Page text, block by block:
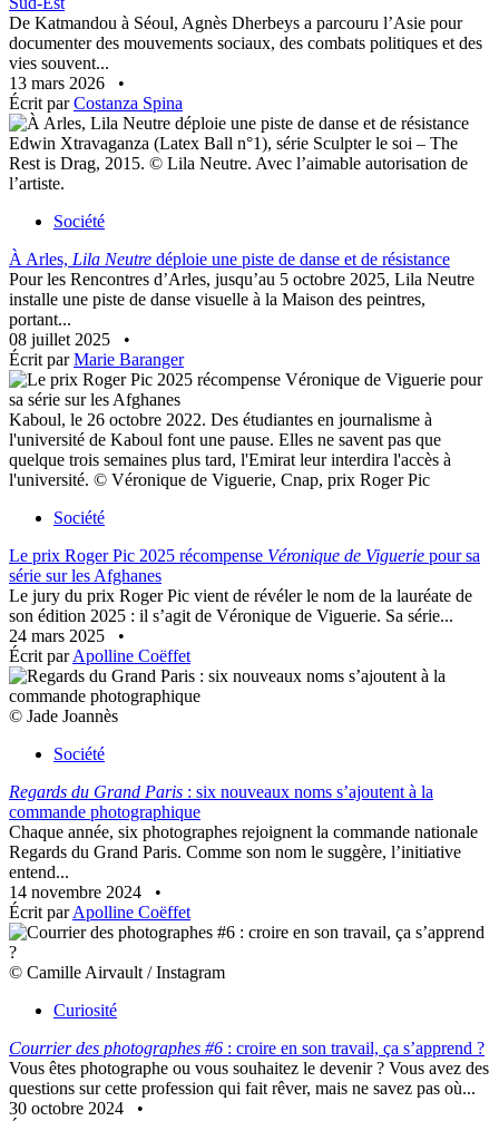
De Katmandou à Séoul, Agnès Dherbeys a parcouru l’Asie pour
documenter des mouvements sociaux, des combats politiques et des
vies souvent...
13 mars 2026
•
Écrit parCostanza Spina
Edwin Xtravaganza (Latex Ball n°1), série Sculpter le soi – The
Rest is Drag, 2015. © Lila Neutre. Avec l’aimable autorisation de
l’artiste.
Société
À Arles, Lila Neutre déploie une piste de danse et de résistance
Pour les Rencontres d’Arles, jusqu’au 5 octobre 2025, Lila Neutre
installe une piste de danse visuelle à la Maison des peintres,
portant...
08 juillet 2025
•
Écrit parMarie Baranger
Kaboul, le 26 octobre 2022. Des étudiantes en journalisme à
l'université de Kaboul font une pause. Elles ne savent pas que
quelque trois semaines plus tard, l'Emirat leur interdira l'accès à
l'université. © Véronique de Viguerie, Cnap, prix Roger Pic
Société
Le prix Roger Pic 2025 récompense Véronique de Viguerie pour sa
série sur les Afghanes
Le jury du prix Roger Pic vient de révéler le nom de la lauréate de
son édition 2025 : il s’agit de Véronique de Viguerie. Sa série...
24 mars 2025
•
Écrit parApolline Coëffet
© Jade Joannès
Société
Regards du Grand Paris : six nouveaux noms s’ajoutent à la
commande photographique
Chaque année, six photographes rejoignent la commande nationale
Regards du Grand Paris. Comme son nom le suggère, l’initiative
entend...
14 novembre 2024
•
Écrit parApolline Coëffet
© Camille Airvault / Instagram
Curiosité
Courrier des photographes #6 : croire en son travail, ça s’apprend ?
Vous êtes photographe ou vous souhaitez le devenir ? Vous avez des
questions sur cette profession qui fait rêver, mais ne savez pas où...
30 octobre 2024
•